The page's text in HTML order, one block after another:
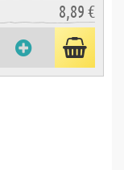
8,89 €